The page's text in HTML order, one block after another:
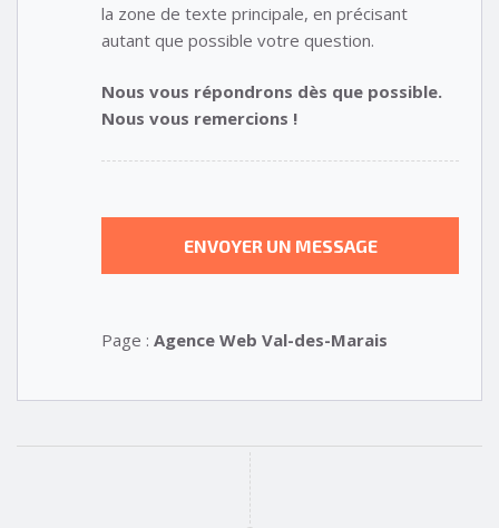
la zone de texte principale, en précisant
autant que possible votre question.
Nous vous répondrons dès que possible.
Nous vous remercions !
Page : Agence Web Val-des-Marais